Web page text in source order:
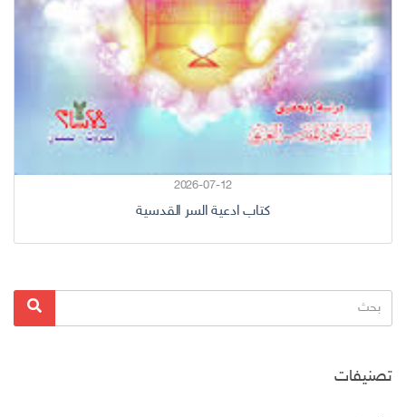
2026-07-12
كتاب ادعية السر القدسية
البحث
عن:
بحث
تصنيفات